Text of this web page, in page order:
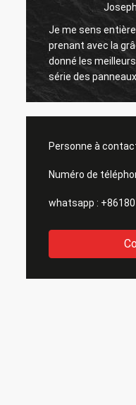
Je me sens
prenant avec la
donné les
série des
grande aussi. merci
Personne à
Numéro de
whatsapp :